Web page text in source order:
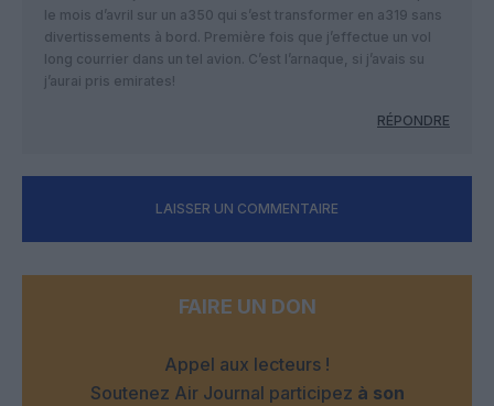
le mois d’avril sur un a350 qui s’est transformer en a319 sans
divertissements à bord. Première fois que j’effectue un vol
long courrier dans un tel avion. C’est l’arnaque, si j’avais su
j’aurai pris emirates!
RÉPONDRE
LAISSER UN COMMENTAIRE
FAIRE UN DON
Appel aux lecteurs !
Soutenez Air Journal participez à son